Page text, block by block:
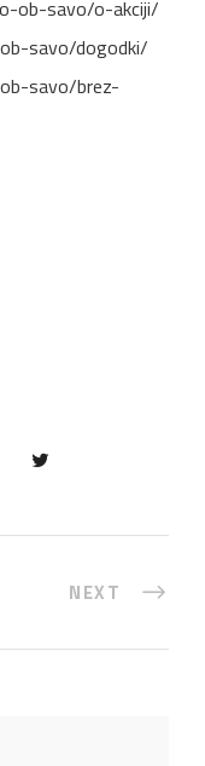
ob-savo/o-akciji/
savo/dogodki/
savo/brez-
NEXT